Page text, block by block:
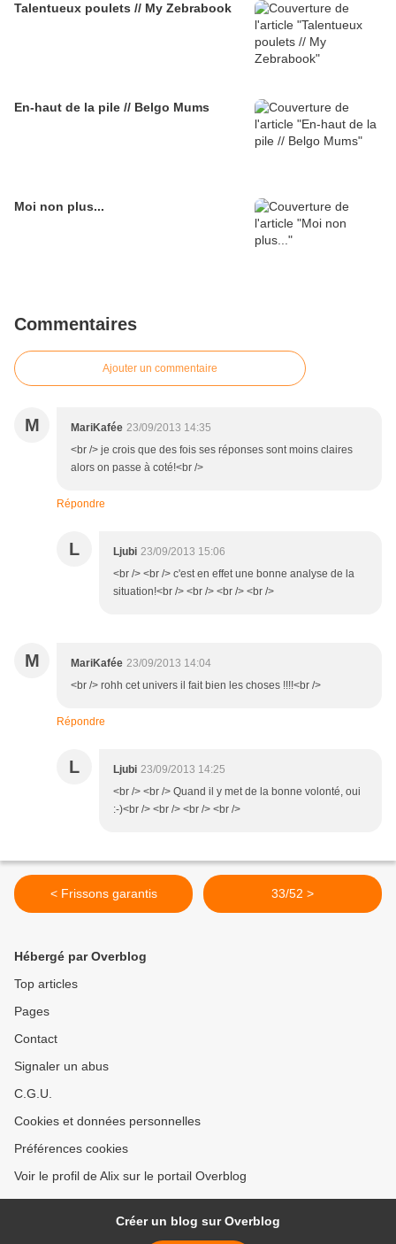
Talentueux poulets // My Zebrabook
En-haut de la pile // Belgo Mums
Moi non plus...
Commentaires
Ajouter un commentaire
M MariKafée 23/09/2013 14:35
<br /> je crois que des fois ses réponses sont moins claires
alors on passe à coté!<br />
Répondre
L Ljubi 23/09/2013 15:06
<br /> <br /> c'est en effet une bonne analyse de la
situation!<br /> <br /> <br /> <br />
M MariKafée 23/09/2013 14:04
<br /> rohh cet univers il fait bien les choses !!!!<br />
Répondre
L Ljubi 23/09/2013 14:25
<br /> <br /> Quand il y met de la bonne volonté, oui
:-)<br /> <br /> <br /> <br />
< Frissons garantis 33/52 >
Hébergé par Overblog
Top articles
Pages
Contact
Signaler un abus
C.G.U.
Cookies et données personnelles
Préférences cookies
Voir le profil de Alix sur le portail Overblog
Créer un blog sur Overblog